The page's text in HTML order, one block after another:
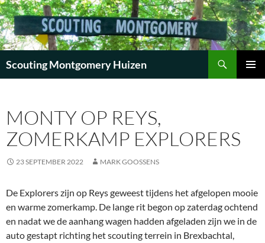
Scouting Montgomery Huizen
INHOUD
MONTY OP REYS,
ZOMERKAMP EXPLORERS
23 SEPTEMBER 2022 MARK GOOSSENS
De Explorers zijn op Reys geweest tijdens het afgelopen mooie
en warme zomerkamp. De lange rit begon op zaterdag ochtend
en nadat we de aanhang wagen hadden afgeladen zijn we in de
auto gestapt richting het scouting terrein in Brexbachtal,